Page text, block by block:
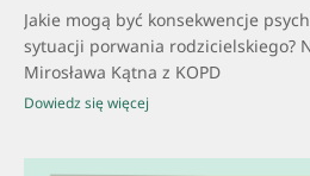
Jakie mogą być konsekwencje
sytuacji porwania rodzicielskiego?
Mirosława Kątna z KOPD
Dowiedz się więcej